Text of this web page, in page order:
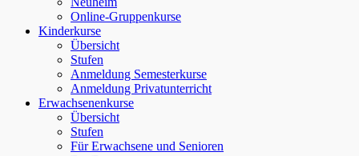
Online-Gruppenkurse
Kinderkurse
Übersicht
Stufen
Anmeldung Semesterkurse
Anmeldung Privatunterricht
Erwachsenenkurse
Übersicht
Stufen
Für Erwachsene und Senioren